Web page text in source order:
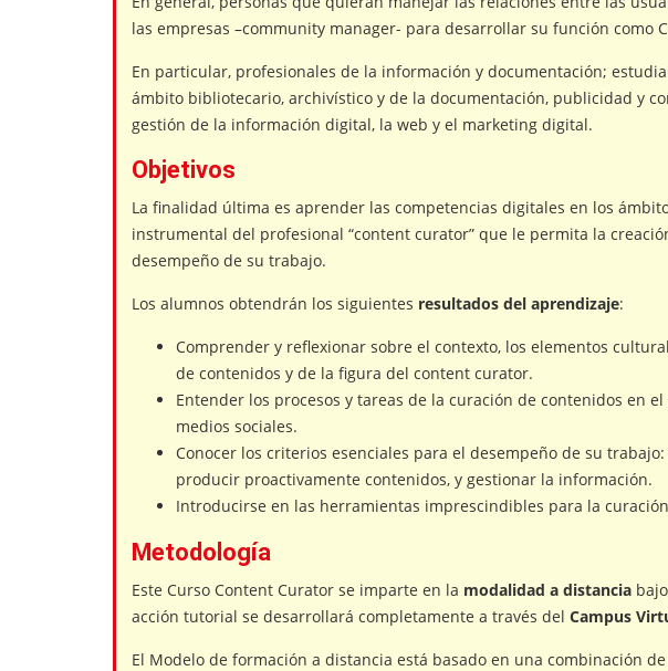
las empresas –community manager- para desarrollar su función como
En particular, profesionales de la información y documentación;
ámbito bibliotecario, archivístico y de la documentación, publicidad y
gestión de la información digital, la web y el marketing digital.
Objetivos
La finalidad última es aprender las competencias digitales en los
instrumental del profesional “content curator” que le permita la
desempeño de su trabajo.
Los alumnos obtendrán los siguientes resultados del aprendizaje:
Comprender y reflexionar sobre el contexto, los elementos
de contenidos y de la figura del content curator.
Entender los procesos y tareas de la curación de contenidos en
medios sociales.
Conocer los criterios esenciales para el desempeño de su
producir proactivamente contenidos, y gestionar la información.
Introducirse en las herramientas imprescindibles para la
Metodología
Este Curso Content Curator se imparte en la modalidad a distancia
acción tutorial se desarrollará completamente a través del Campus
El Modelo de formación a distancia está basado en una combinación